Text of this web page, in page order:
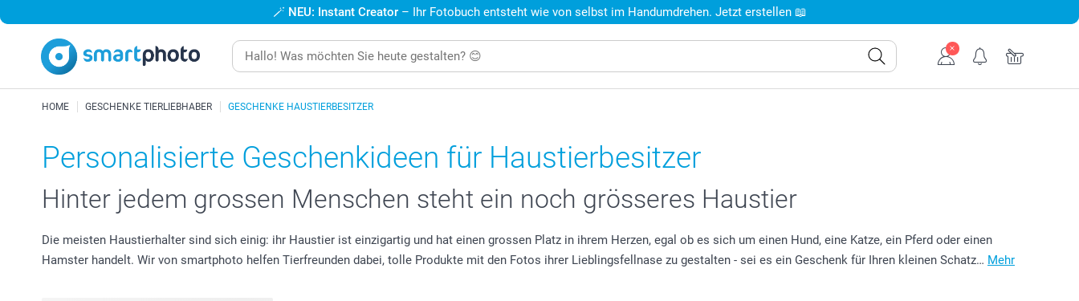
🪄 NEU: Instant Creator – Ihr Fotobuch entsteht wie von selbst im Handumdrehen. Jetzt erstellen 📖
HOME GESCHENKE TIERLIEBHABER GESCHENKE HAUSTIERBESITZER
Personalisierte Geschenkideen für Haustierbesitzer
Hinter jedem grossen Menschen steht ein noch grösseres Haustier
Die meisten Haustierhalter sind sich einig: ihr Haustier ist einzigartig und hat einen grossen Platz in ihrem Herzen, egal ob es sich um einen Hund, eine Katze, ein Pferd oder einen
Hamster handelt. Wir von smartphoto helfen Tierfreunden dabei, tolle Produkte mit den Fotos ihrer Lieblingsfellnase zu gestalten - sei es ein Geschenk für Ihren kleinen Schatz… Mehr